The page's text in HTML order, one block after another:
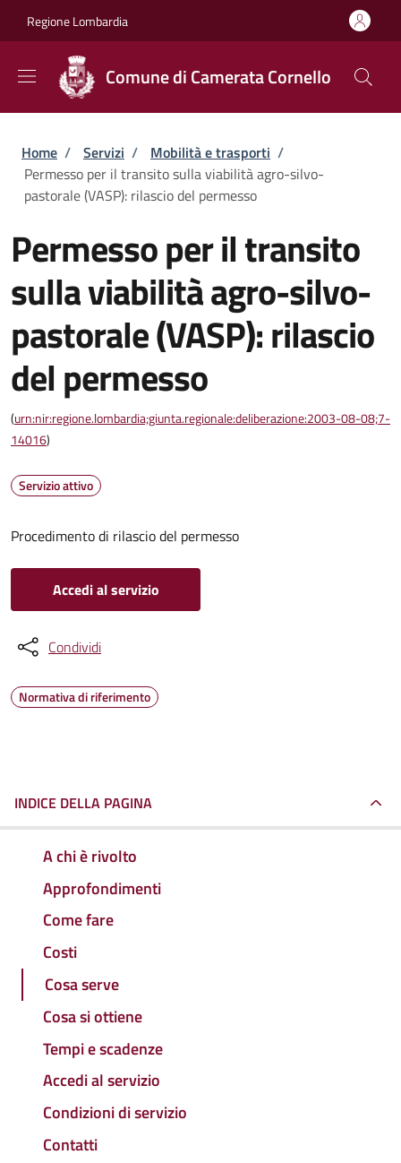
Regione Lombardia
Comune di Camerata Cornello
Briciole di pane
Home / Servizi / Mobilità e trasporti /
Permesso per il transito sulla viabilità agro-silvo-
pastorale (VASP): rilascio del permesso
Permesso per il transito
sulla viabilità agro-silvo-
pastorale (VASP): rilascio
del permesso
(urn:nir:regione.lombardia;giunta.regionale:deliberazione:2003-08-08;7-
14016)
Servizio attivo
Procedimento di rilascio del permesso
Accedi al servizio
Condividi
Normativa di riferimento
INDICE DELLA PAGINA
A chi è rivolto
Approfondimenti
Come fare
Costi
Cosa serve
Cosa si ottiene
Tempi e scadenze
Accedi al servizio
Condizioni di servizio
Contatti